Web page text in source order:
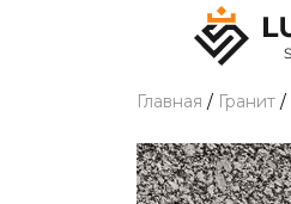
Главная / Гранит /